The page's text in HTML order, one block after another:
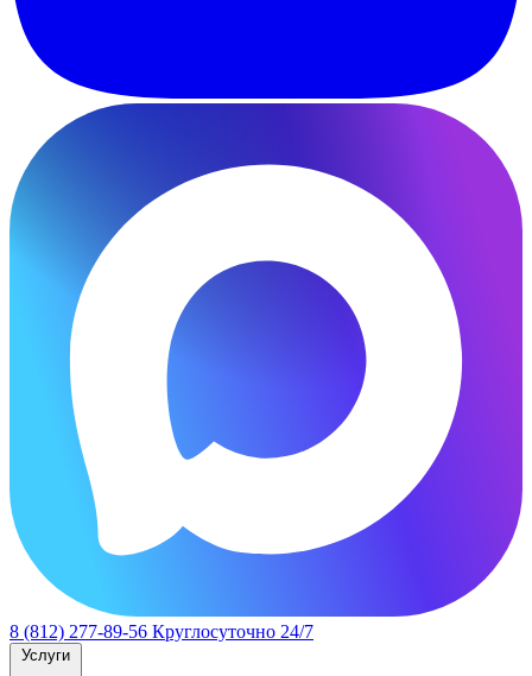
8 (812) 277-89-56 Круглосуточно 24/7
Услуги